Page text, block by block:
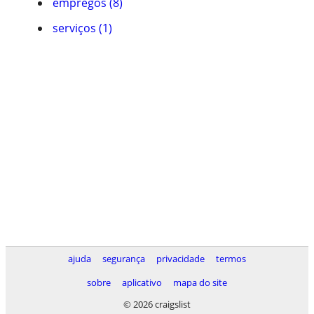
serviços (1)
ajuda segurança privacidade
termos
sobre
aplicativo
mapa do site
© 2026 craigslist